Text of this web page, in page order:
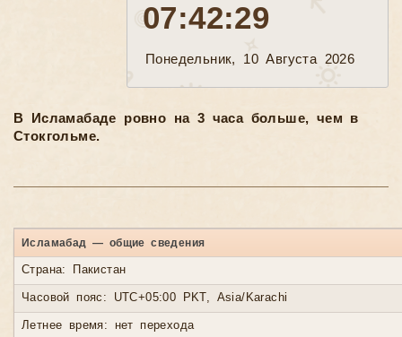
07:42:30
Понедельник, 10 Августа 2026
В Исламабаде ровно на 3 часа больше, чем в
Стокгольме.
Исламабад — общие сведения
Страна: Пакистан
Часовой пояс: UTC+05:00 PKT, Asia/Karachi
Летнее время: нет перехода